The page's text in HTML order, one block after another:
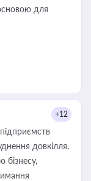
для
+12
довкілля.
бізнесу,